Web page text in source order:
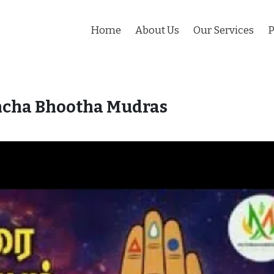
Home About Us Our Services
Bhootha Mudras